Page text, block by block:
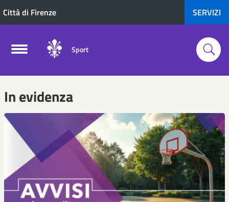
Città di Firenze SERVIZI
Sport
In evidenza